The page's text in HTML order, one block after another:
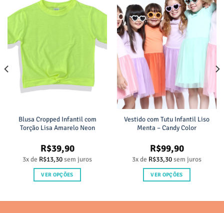
Blusa Cropped Infantil com
Torção Lisa Amarelo Neon
R$39,90
3x de R$13,30sem juros
VER OPÇÕES
Vestido com Tutu Infantil Liso
Menta – Candy Color
R$99,90
3x de R$33,30sem juros
VER OPÇÕES